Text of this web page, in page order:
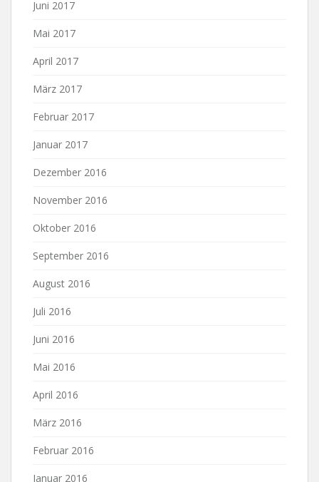
Juni 2017
Mai 2017
April 2017
März 2017
Februar 2017
Januar 2017
Dezember 2016
November 2016
Oktober 2016
September 2016
August 2016
Juli 2016
Juni 2016
Mai 2016
April 2016
März 2016
Februar 2016
Januar 2016